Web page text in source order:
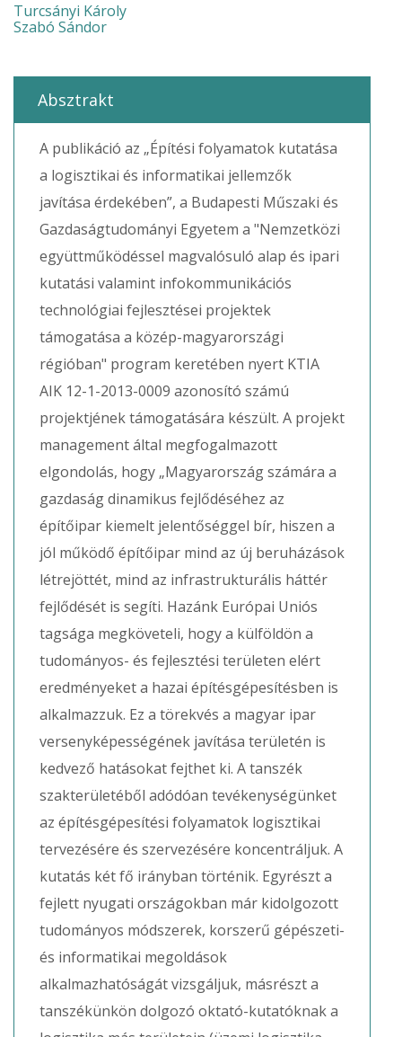
Turcsányi Károly
Szabó Sándor
Absztrakt
A publikáció az „Építési folyamatok kutatása
a logisztikai és informatikai jellemzők
javítása érdekében”, a Budapesti Műszaki és
Gazdaságtudományi Egyetem a "Nemzetközi
együttműködéssel magvalósuló alap és ipari
kutatási valamint infokommunikációs
technológiai fejlesztései projektek
támogatása a közép-magyarországi
régióban" program keretében nyert KTIA
AIK 12-1-2013-0009 azonosító számú
projektjének támogatására készült. A projekt
management által megfogalmazott
elgondolás, hogy „Magyarország számára a
gazdaság dinamikus fejlődéséhez az
építőipar kiemelt jelentőséggel bír, hiszen a
jól működő építőipar mind az új beruházások
létrejöttét, mind az infrastrukturális háttér
fejlődését is segíti. Hazánk Európai Uniós
tagsága megköveteli, hogy a külföldön a
tudományos- és fejlesztési területen elért
eredményeket a hazai építésgépesítésben is
alkalmazzuk. Ez a törekvés a magyar ipar
versenyképességének javítása területén is
kedvező hatásokat fejthet ki. A tanszék
szakterületéből adódóan tevékenységünket
az építésgépesítési folyamatok logisztikai
tervezésére és szervezésére koncentráljuk. A
kutatás két fő irányban történik. Egyrészt a
fejlett nyugati országokban már kidolgozott
tudományos módszerek, korszerű gépészeti-
és informatikai megoldások
alkalmazhatóságát vizsgáljuk, másrészt a
tanszékünkön dolgozó oktató-kutatóknak a